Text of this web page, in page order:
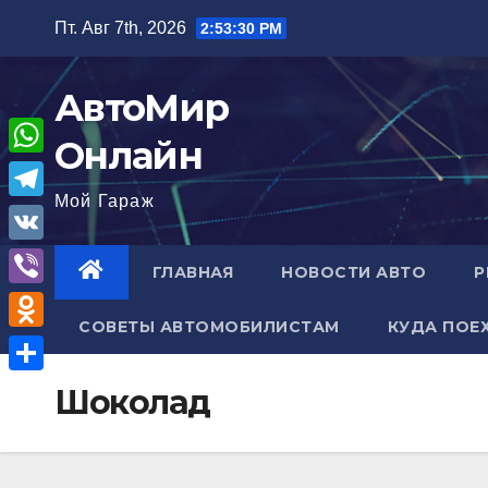
содержимому
Пт. Авг 7th, 2026 2:53:31 PM
АвтоМир
Онлайн
Мой Гараж
ГЛАВНАЯ НОВОСТИ АВТО
СОВЕТЫ АВТОМОБИЛИСТАМ КУДА
Шоколад
W
h
a
A
T
e
l
e
g
m
V
K
V
i
b
O
o
п